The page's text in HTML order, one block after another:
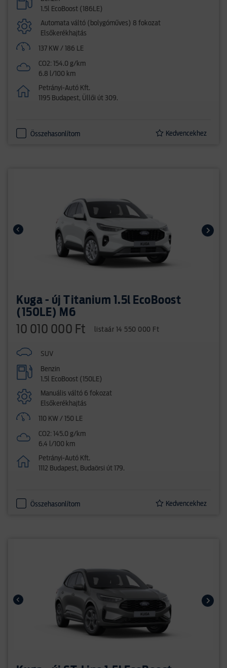
1.5l EcoBoost (186LE)
Automata váltó (bolygóműves) 8 fokozat
Elsőkerékhajtás
137 KW / 186 LE
CO2: 154.0 g/km
6.8 l/100 km
Petrányi-Autó Kft.
1195 Budapest, Üllői út 309.
Összehasonlítom Kedvencekhez
Kuga - új Titanium 1.5l EcoBoost
(150LE) M6
10 010 000 Ft listaár 14 550 000 Ft
SUV
Benzin
1.5l EcoBoost (150LE)
Manuális váltó 6 fokozat
Elsőkerékhajtás
110 KW / 150 LE
CO2: 145.0 g/km
6.4 l/100 km
Petrányi-Autó Kft.
1112 Budapest, Budaörsi út 179.
Összehasonlítom Kedvencekhez